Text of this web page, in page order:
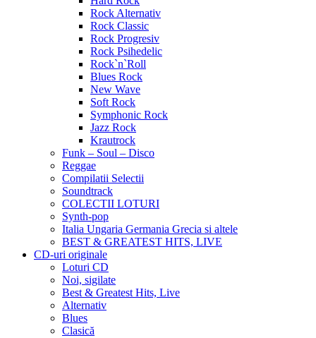
Rock Alternativ
Rock Classic
Rock Progresiv
Rock Psihedelic
Rock`n`Roll
Blues Rock
New Wave
Soft Rock
Symphonic Rock
Jazz Rock
Krautrock
Funk – Soul – Disco
Reggae
Compilatii Selectii
Soundtrack
COLECTII LOTURI
Synth-pop
Italia Ungaria Germania Grecia si altele
BEST & GREATEST HITS, LIVE
CD-uri originale
Loturi CD
Noi, sigilate
Best & Greatest Hits, Live
Alternativ
Blues
Clasică